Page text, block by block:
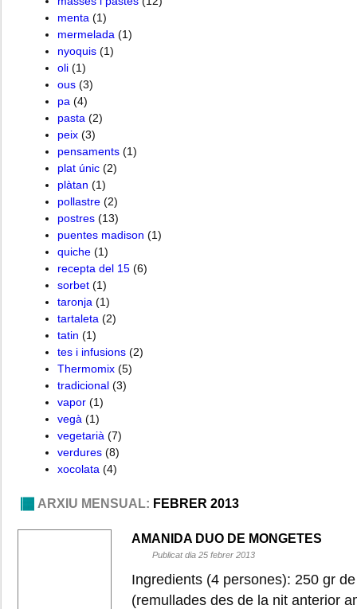
menta (1)
mermelada (1)
nyoquis (1)
oli (1)
ous (3)
pa (4)
pasta (2)
peix (3)
pensaments (1)
plat únic (2)
plàtan (1)
pollastre (2)
postres (13)
puentes madison (1)
quiche (1)
recepta del 15 (6)
sorbet (1)
taronja (1)
tartaleta (2)
tatin (1)
tes i infusions (2)
Thermomix (5)
tradicional (3)
vapor (1)
vegà (1)
vegetarià (7)
verdures (8)
xocolata (4)
ARXIU MENSUAL: FEBRER 2013
AMANIDA DUO DE MONGETES
Publicat dia 25 febrer 2013
Ingredients (4 persones): 250 gr
(remullades des de la nit anterior